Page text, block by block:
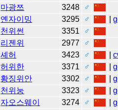
마광쯔 3248
♂
옌자이밍 3295 ♂ |
천위썬 3351
♂
리젠위 2977
♂
셰허 3423 ♂ |
허위한 3371 ♂ |
황징위안 3302 ♂ |
천위눙 3323 ♂ |
자오스웨이 3274 ♂ |